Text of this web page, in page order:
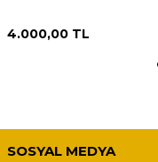
4.000,00 TL
SOSYAL MEDYA